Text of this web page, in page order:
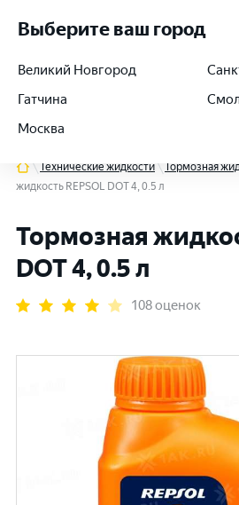
+7 (812) 564-54-91
Технические жидкости Тормозная
жидкость REPSOL DOT 4, 0.5 л
Тормозная
DOT 4, 0.5 л
108 оценок
Выберите ваш город
Великий Новгород
Гатчина
Москва